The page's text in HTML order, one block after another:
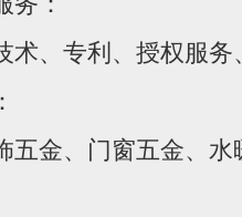
、专利、授权服务
金、门窗五金、水